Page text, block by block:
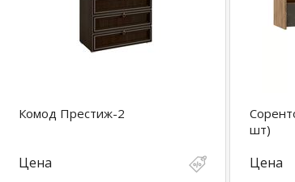
Комод Престиж-2
Цена
шт)
Цена